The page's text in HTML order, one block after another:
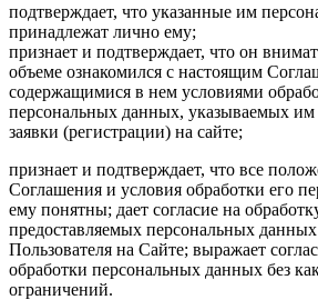
подтверждает, что указанные им
принадлежат лично ему;
признает и подтверждает, что он
объеме ознакомился с настоящим
содержащимися в нем условиями
персональных данных, указываемых им
заявки (регистрации) на сайте;
признает и подтверждает, что все
Соглашения и условия обработки его
ему понятны; дает согласие на
предоставляемых персональных
Пользователя на Сайте; выражает
обработки персональных данных без
ограничений.